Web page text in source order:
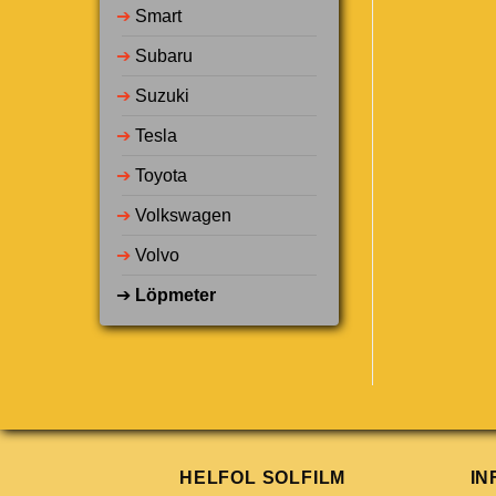
➔ Smart
➔ Subaru
➔ Suzuki
➔ Tesla
➔ Toyota
➔ Volkswagen
➔ Volvo
➔ Löpmeter
HELFOL SOLFILM